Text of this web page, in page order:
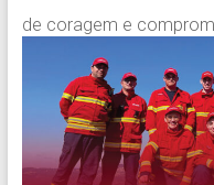
de coragem e